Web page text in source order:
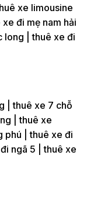
xe limousine
đi mẹ nam hải
long | thuê xe đi
| thuê xe 7 chỗ
| thuê xe
phú | thuê xe đi
ngã 5 | thuê xe